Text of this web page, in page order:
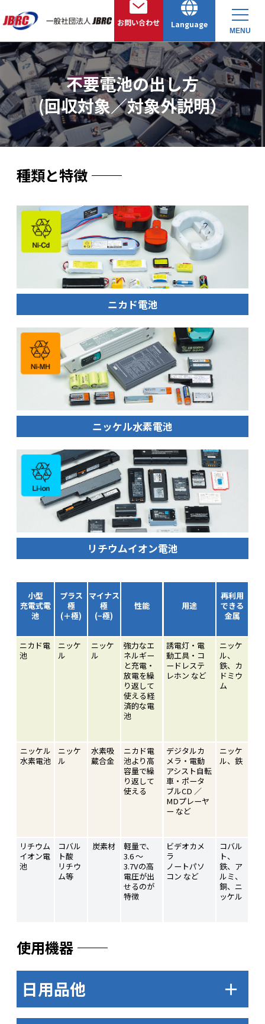
お問い合わせ Language
MENU
不要電池の出し方
(回収対象／対象外説明）
種類と特徴
ニカド電池
ニッケル水素電池
リチウムイオン電池
小型
充電式電
池
プラス
極
(＋極)
マイナス
極
(−極)
性能 用途
再利用
できる
金属
ニカド電
池
ニッケ
ル
ニッケ
ル
強力なエ
ネルギー
と充電・
放電を繰
り返して
使える経
済的な電
池
誘電灯・電
動工具・コ
ードレステ
レホン など
ニッケ
ル、
鉄、カ
ドミウ
ム
ニッケル
水素電池
ニッケ
ル
水素吸
蔵合金
ニカド電
池より高
容量で繰
り返して
使える
デジタルカ
メラ・電動
アシスト自転
車・ポータ
ブルCD ／
MDプレーヤ
ー など
ニッケ
ル、鉄
リチウム
イオン電
池
コバル
ト酸
リチウ
ム等
炭素材
軽量で、
3.6 〜
3.7Vの高
電圧が出
せるのが
特徴
ビデオカメ
ラ
ノートパソ
コン など
コバル
ト、
鉄、ア
ルミ、
銅、ニ
ッケル
使用機器
日用品他 ＋